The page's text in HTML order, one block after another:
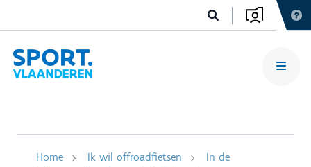
Home Ik wil offroadfietsen
In de